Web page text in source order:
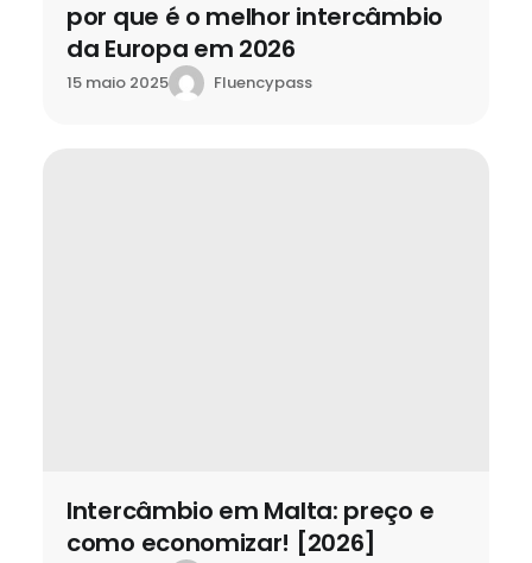
por que é o melhor intercâmbio
da Europa em 2026
15 maio 2025 Fluencypass
Intercâmbio em Malta: preço e
como economizar! [2026]